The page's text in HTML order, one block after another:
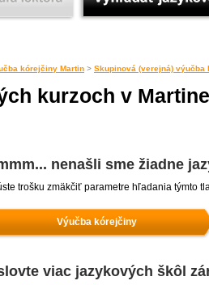
kórejčiny Martin > Skupinová (verejná) výučba
kurzoch v Martine
nenašli sme žiadne
trošku zmäkčiť parametre hľadania týmto
Výučba kórejčiny
viac jazykových škôl